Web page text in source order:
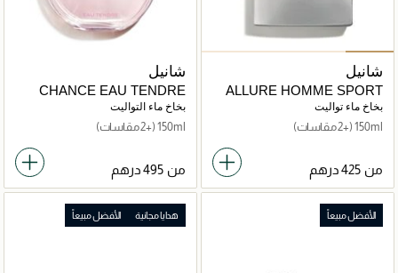
شانيل
ALLURE HOMME SPORT
بخاخ ماء تواليت
150ml (+2 مقاسات)
من
شانيل
CHANCE EAU TENDRE
بخاخ ماء التواليت
150ml (+2 مقاسات)
من
الأفضل مبيعاً هدايا مجانية الأفضل مبيعاً